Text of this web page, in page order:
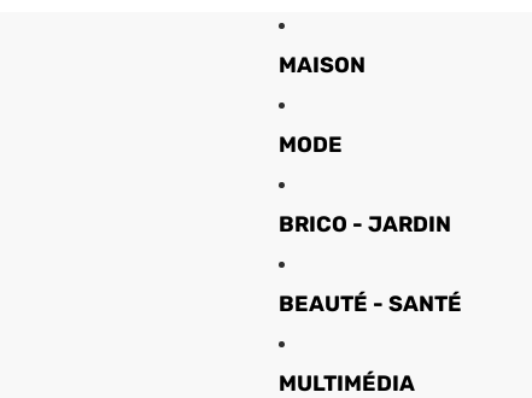
MAISON
MODE
BRICO - JARDIN
BEAUTÉ - SANTÉ
MULTIMÉDIA